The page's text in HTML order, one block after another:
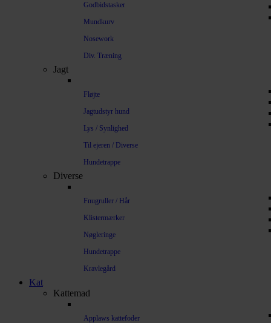
Godbidstasker
Mundkurv
Nosework
Div. Træning
Jagt
Fløjte
Jagtudstyr hund
Lys / Synlighed
Til ejeren / Diverse
Hundetrappe
Diverse
Fnugruller / Hår
Klistermærker
Nøgleringe
Hundetrappe
Kravlegård
Kat
Kattemad
Applaws kattefoder